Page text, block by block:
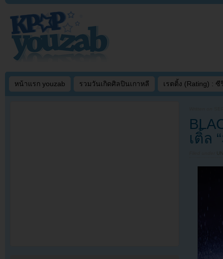
หน้าแรก youzab รวมวันเกิดศิลปินเกาหลี เรตติ้ง (Rating) : ซี
เติ้ล